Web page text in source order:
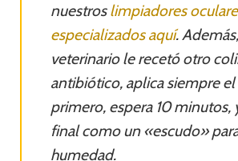
nuestroslimpiadores
especializados aquí.
veterinario le recetó otro
antibiótico, aplica siempre
primero, espera 10 minutos,
final como un «escudo»
humedad.